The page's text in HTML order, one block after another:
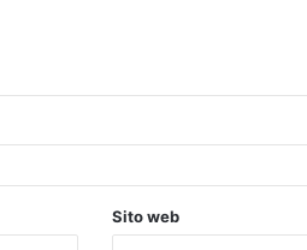
Sito web